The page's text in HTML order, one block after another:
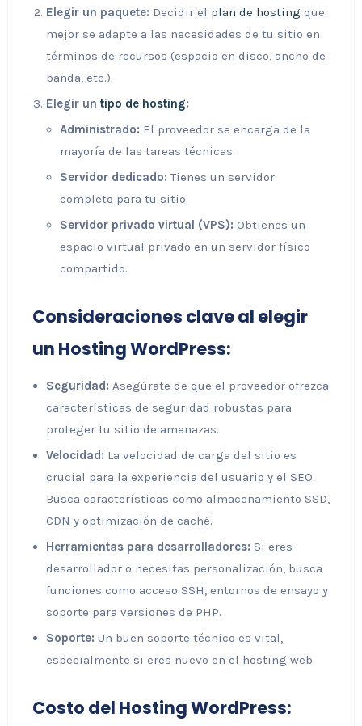
Elegir un paquete: Decidir el plan de hosting que
mejor se adapte a las necesidades de tu sitio en
términos de recursos (espacio en disco, ancho de
banda, etc.).
Elegir un tipo de hosting:
Administrado: El proveedor se encarga de la
mayoría de las tareas técnicas.
Servidor dedicado: Tienes un servidor
completo para tu sitio.
Servidor privado virtual (VPS): Obtienes un
espacio virtual privado en un servidor físico
compartido.
Consideraciones clave al elegir
un Hosting WordPress:
Seguridad: Asegúrate de que el proveedor ofrezca
características de seguridad robustas para
proteger tu sitio de amenazas.
Velocidad: La velocidad de carga del sitio es
crucial para la experiencia del usuario y el SEO.
Busca características como almacenamiento SSD,
CDN y optimización de caché.
Herramientas para desarrolladores: Si eres
desarrollador o necesitas personalización, busca
funciones como acceso SSH, entornos de ensayo y
soporte para versiones de PHP.
Soporte: Un buen soporte técnico es vital,
especialmente si eres nuevo en el hosting web.
Costo del Hosting WordPress: